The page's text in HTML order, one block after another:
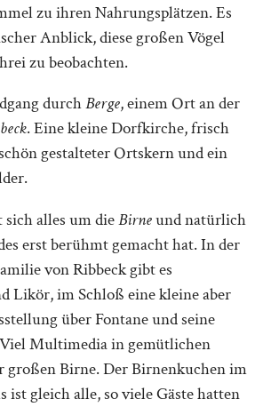
zu ihren Nahrungsplätzen. Es
Anblick, diese großen Vögel
zu beobachten.
durchBerge, einem Ort an der
. Eine kleine Dorfkirche, frisch
gestalteter Ortskern und ein
alles um dieBirneund natürlich
erst berühmt gemacht hat. In der
von Ribbeck gibt es
Likör, im Schloß eine kleine aber
über Fontane und seine
Multimedia in gemütlichen
großen Birne. Der Birnenkuchen im
ist gleich alle, so viele Gäste hatten